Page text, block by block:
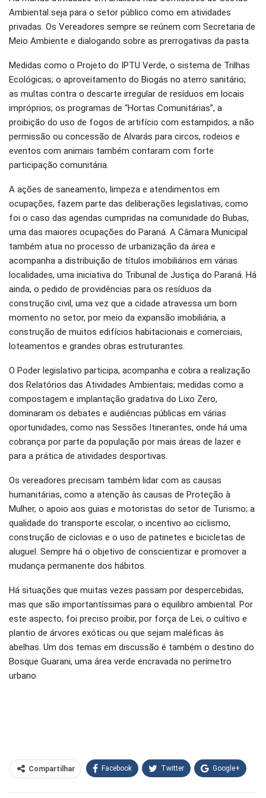
Ambiental seja para o setor público como em atividades
privadas. Os Vereadores sempre se reúnem com Secretaria de
Meio Ambiente e dialogando sobre as prerrogativas da pasta.
Medidas como o Projeto do IPTU Verde, o sistema de Trilhas
Ecológicas; o aproveitamento do Biogás no aterro sanitário;
as multas contra o descarte irregular de resíduos em locais
impróprios; os programas de “Hortas Comunitárias”, a
proibição do uso de fogos de artifício com estampidos; a não
permissão ou concessão de Alvarás para circos, rodeios e
eventos com animais também contaram com forte
participação comunitária.
A ações de saneamento, limpeza e atendimentos em
ocupações, fazem parte das deliberações legislativas, como
foi o caso das agendas cumpridas na comunidade do Bubas,
uma das maiores ocupações do Paraná. A Câmara Municipal
também atua no processo de urbanização da área e
acompanha a distribuição de títulos imobiliários em várias
localidades, uma iniciativa do Tribunal de Justiça do Paraná. Há
ainda, o pedido de providências para os resíduos da
construção civil, uma vez que a cidade atravessa um bom
momento no setor, por meio da expansão imobiliária, a
construção de muitos edifícios habitacionais e comerciais,
loteamentos e grandes obras estruturantes.
O Poder legislativo participa, acompanha e cobra a realização
dos Relatórios das Atividades Ambientais; medidas como a
compostagem e implantação gradativa do Lixo Zero,
dominaram os debates e audiências públicas em várias
oportunidades, como nas Sessões Itinerantes, onde há uma
cobrança por parte da população por mais áreas de lazer e
para a prática de atividades desportivas.
Os vereadores precisam também lidar com as causas
humanitárias, como a atenção às causas de Proteção à
Mulher, o apoio aos guias e motoristas do setor de Turismo; a
qualidade do transporte escolar, o incentivo ao ciclismo,
construção de ciclovias e o uso de patinetes e bicicletas de
aluguel. Sempre há o objetivo de conscientizar e promover a
mudança permanente dos hábitos.
Há situações que muitas vezes passam por despercebidas,
mas que são importantíssimas para o equilibro ambiental. Por
este aspecto, foi preciso proibir, por força de Lei, o cultivo e
plantio de árvores exóticas ou que sejam maléficas às
abelhas. Um dos temas em discussão é também o destino do
Bosque Guarani, uma área verde encravada no perímetro
urbano.
Compartilhar Facebook Twitter Google+